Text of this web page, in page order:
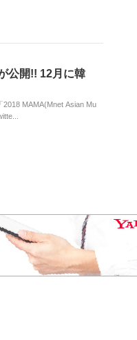
公開!! 12月に韓
2018 MAMA(Mnet Asian Mu